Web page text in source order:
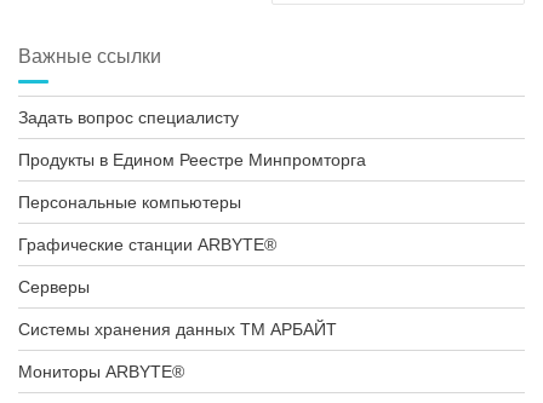
Важные ссылки
Задать вопрос специалисту
Продукты в Едином Реестре Минпромторга
Персональные компьютеры
Графические станции ARBYTE®
Серверы
Системы хранения данных ТМ АРБАЙТ
Мониторы ARBYTE®